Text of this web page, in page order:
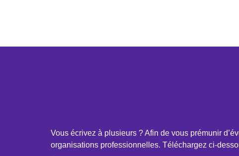
Vous écrivez à plusieurs ? Afin de vous prémunir
organisations professionnelles. Téléchargez ci-